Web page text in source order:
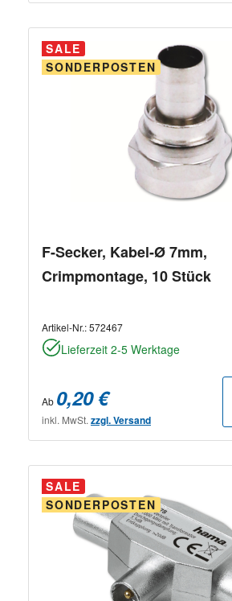
SALE
SONDERPOSTEN
F-Secker, Kabel-Ø 7mm,
Crimpmontage, 10 Stück
Artikel-Nr.:572467
Lieferzeit 2-5 Werktage
Ab 0,20 €
inkl. MwSt. zzgl. Versand
SALE
SONDERPOSTEN